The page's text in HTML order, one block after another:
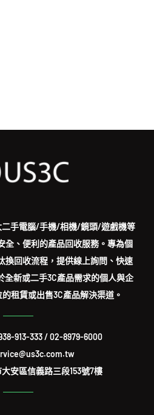
二手電腦/手機/相機/鏡頭/遊戲機等
全、便利的產品回收服務。專為個
換回收流程，提供線上詢問、快速
全新或二手3C產品需求的個人與企
租賃或出售3C產品解決渠道。
913-333/02-8979-6000
安區信義路三段153號7樓